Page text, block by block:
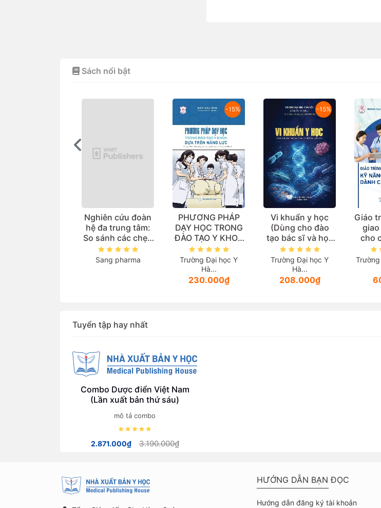
Sách nổi bật
Nghiên cứu đoàn
hệ đa trung tâm:
So sánh các chẹn
beta trong thực tế
lâm sàng điều trị
Sang pharma
-15%
PHƯƠNG PHÁP
DẠY HỌC TRONG
ĐÀO TẠO Y KHOA
DỰA TRÊN NĂNG
LỰC (Tài liệu dành
cho giảng viên
các ngành thuộc
Trường Đại học Y
Hà...
230.000₫
-15%
Vi khuẩn y học
(Dùng cho đào
tạo bác sĩ và học
viên sau đại học)
Trường Đại học Y
Hà...
208.000₫
Giáo
cho
Tuyển tập hay nhất
Combo Dược điển Việt Nam
(Lần xuất bản thứ sáu)
mô tả combo
2.871.000₫ 3.190.000₫
HƯỚNG DẪN BẠN ĐỌC
Hướng dẫn đăng ký tài khoản